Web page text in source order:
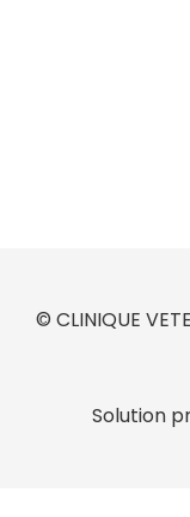
© CLINIQUE
Solution